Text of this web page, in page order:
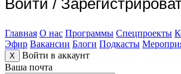
Войти /
Главная О нас Программы Спецпроекты
Эфир Вакансии Блоги Подкасты
X
Войти в аккаунт
Ваша почта